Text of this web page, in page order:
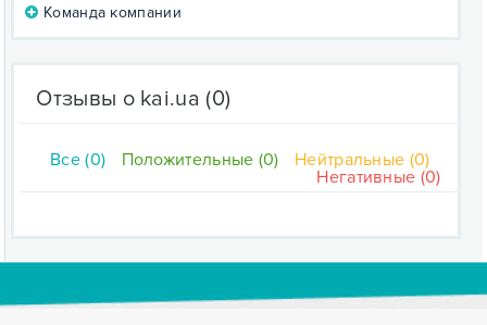
Команда компании
Отзывы о kai.ua (0)
Все (0) Положительные (0)
Нейтральные (0)
Негативные (0)